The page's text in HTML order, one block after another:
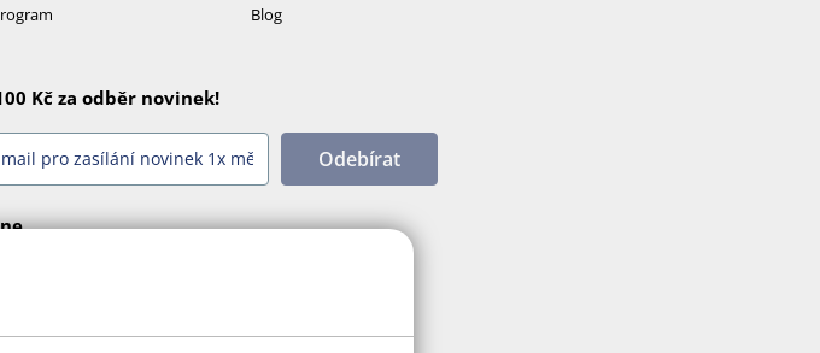
Blog
Kč za odběr novinek!
Odebírat